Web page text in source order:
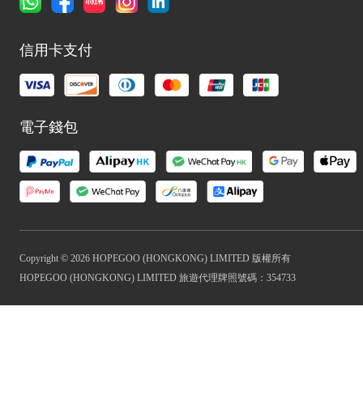
信用卡支付
電子錢包
Copyright © 2026 HOPEGOO (HONGKONG) LIMITED 版權所有
HOPEGOO (HONGKONG) LIMITED 旅遊代理牌照號碼：354733